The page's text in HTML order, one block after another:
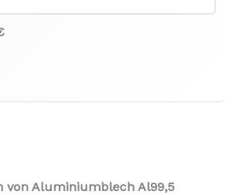
von Aluminiumblech Al99,5